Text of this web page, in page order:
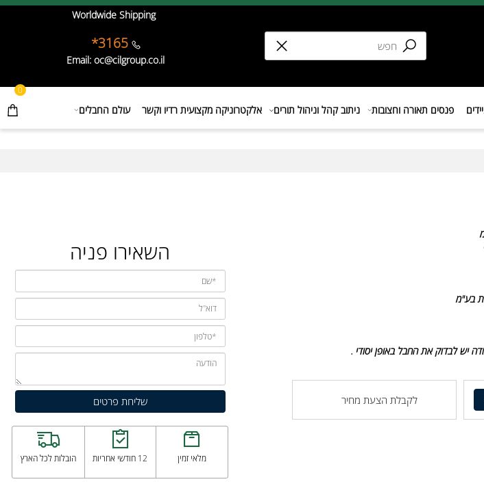
Worldwide Shipping
3165*
Email: oc@cilgroup.co.il
0
פנסים תאורה וחצובות ניתוב קהל וניהול תורים אלקטרוניקה מקצועית רדיו וקשר עולם החבלים
לקבלת הצעת מחיר
השאירו פניה
מלאי זמין 12 חודשי אחריות הובלות לכל הארץ